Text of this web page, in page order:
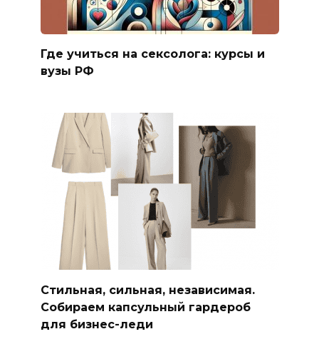
Где учиться на сексолога: курсы и
вузы РФ
Стильная, сильная, независимая.
Собираем капсульный гардероб
для бизнес-леди